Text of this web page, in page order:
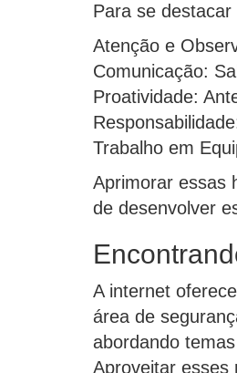
Para se
Atenção e
Comunicação:
Proatividade:
Trabalho em
Aprimorar essas
de desenvolver
A internet
área de
abordando
Aproveitar esses